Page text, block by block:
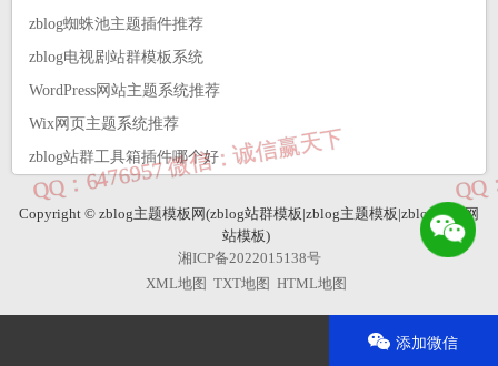
zblog蜘蛛池主题插件推荐
zblog电视剧站群模板系统
WordPress网站主题系统推荐
Wix‌网页‌主题系统推荐
zblog站群工具箱插件哪个好
Copyright © zblog主题模板网(zblog站群模板|zblog主题模板|zblog企业网
站模板)
湘ICP备2022015138号
XML地图
TXT地图 HTML地图
添加微信